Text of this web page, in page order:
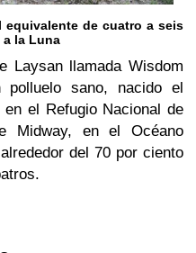
equivalente de cuatro a seis
a la Luna
Laysan llamada Wisdom
polluelo sano, nacido el
el Refugio Nacional de
Midway, en el Océano
del 70 por ciento